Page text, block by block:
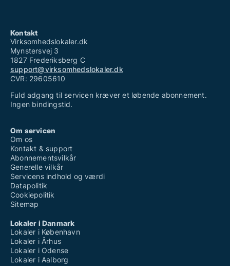
Kontakt
Virksomhedslokaler.dk
Mynstersvej 3
1827 Frederiksberg C
support@virksomhedslokaler.dk
CVR: 29605610
Fuld adgang til servicen kræver et løbende abonnement.
Ingen bindingstid.
Om servicen
Om os
Kontakt & support
Abonnementsvilkår
Generelle vilkår
Servicens indhold og værdi
Datapolitik
Cookiepolitik
Sitemap
Lokaler i Danmark
Lokaler i København
Lokaler i Århus
Lokaler i Odense
Lokaler i Aalborg